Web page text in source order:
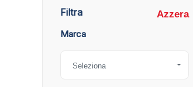
Filtra
Azzera
Marca
Seleziona